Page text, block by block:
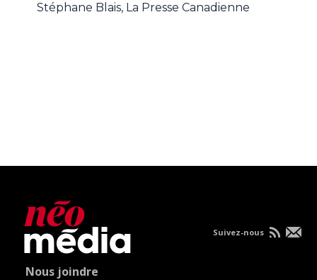
Stéphane Blais, La Presse Canadienne
Nous joindre
Suivez-nous